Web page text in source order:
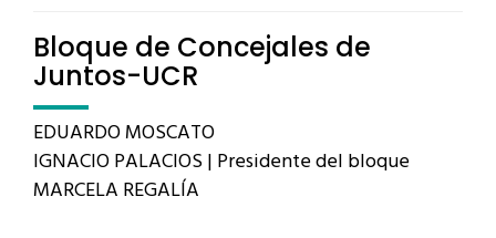
Bloque de Concejales de
Juntos-UCR
EDUARDO MOSCATO
IGNACIO PALACIOS | Presidente del bloque
MARCELA REGALÍA